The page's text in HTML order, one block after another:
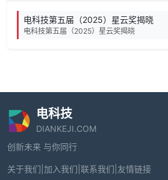
电科技第五届（2025）星云奖揭晓
电科技第五届（2025）星云奖揭晓
电科技
DIANKEJI.COM
创新未来 与你同行
关于我们 加入我们 联系我们 友情链接